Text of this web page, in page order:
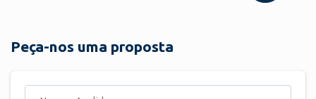
Peça-nos uma proposta